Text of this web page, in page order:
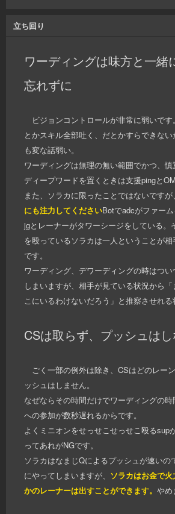
立ち回り
ワーディングは味方と一緒
忘れずに
ビジョンコントロールが非常に弱いで
とかスキル全部吐く、だとかすらできな
も変な話弱い。
ワーディングは無理の無い範囲でかつ、慎
ディープワードを置くときは支援pingと
また、ソラカに限ったことではないですが、
にも注力してくださいBotでadcがファー
jgとレーナーがタワーシージをしている。
を殴っているソラカは一人ということが
です。
ワーディング、デワーディングの時はつ
しまいますが、相手が見ている状況から
こにいるわけないだろう」と推察させれる
CSは取らず、プッシュは
ごく一部の例外は除き、CSはどのレー
ッシュはしません。
なぜならその時間だけでワーディングの
への参加が数秒遅れるからです。
よくミニオンをせっせこせっせこ殴るsup
ってあれがNGです。
ソラカはなまじQによるプッシュが速いの
にやってしまいますが、 ソラカはお金で
かのレーナーは出すことができます。 やめ